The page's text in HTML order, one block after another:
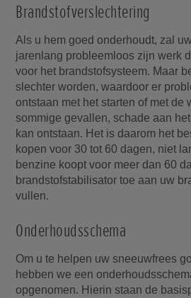
Brandstofverslechtering
Als u hem goed onderhoudt, zal
jarenlang probleemloos zijn werk
voor het brandstofsysteem. Maar
slechter worden, waardoor er
ontstaan met het starten of met de
sommige gevallen, schade aan
kan ontstaan. Het is daarom het
kopen voor 30 tot 60 dagen, niet
benzine koopt voor meer dan 60
brandstofstabilisator toe aan uw
vullen.
Onderhoudsschema
Om u te helpen uw sneeuwfrees
hebben we een
opgenomen. Hierin staan de